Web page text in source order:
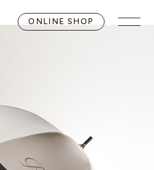
ONLINE SHOP